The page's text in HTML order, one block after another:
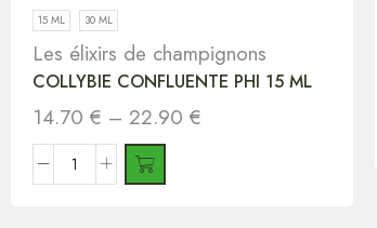
15 ML 30 ML
Les élixirs de champignons
COLLYBIE CONFLUENTE PHI 15 ML
14.70 € – 22.90 €